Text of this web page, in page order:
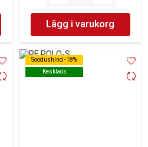
Lägg i varukorg
Soodushind -18%
Kesklaos
Soodushind -18%
Kesklaos